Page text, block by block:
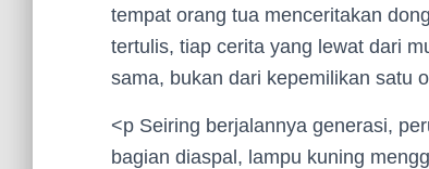
tempat orang tua menceritakan
tertulis, tiap cerita yang lewat dari
sama, bukan dari kepemilikan satu
<p Seiring berjalannya generasi,
bagian diaspal, lampu kuning